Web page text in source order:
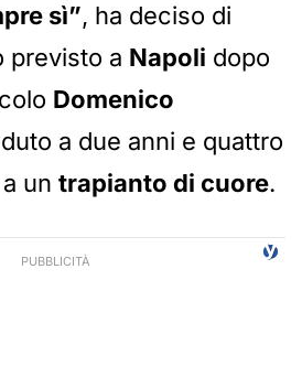
sì”, ha deciso di
previsto a Napoli dopo
Domenico
a due anni e quattro
un trapianto di cuore.